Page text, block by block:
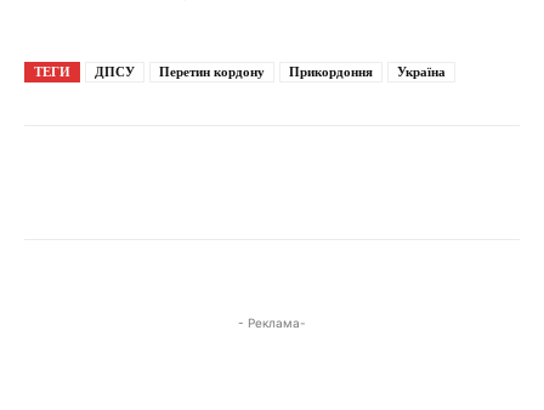
ТЕГИ ДПСУ Перетин кордону Прикордоння Україна
- Реклама-